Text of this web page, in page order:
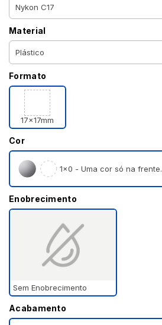
Material
Formato
17x17mm
Cor
1×0 - Uma cor só na frente.
Enobrecimento
Sem Enobrecimento
Acabamento